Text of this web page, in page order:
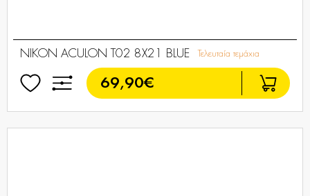
NIKON ACULON T02 8X21 BLUE Τελευταία τεμάχια
69,90€